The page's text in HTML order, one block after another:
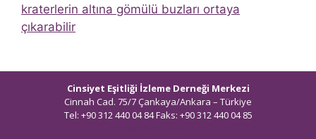
kraterlerin altına gömülü buzları ortaya
çıkarabilir
Cinsiyet Eşitliği İzleme Derneği Merkezi
Cinnah Cad. 75/7 Çankaya/Ankara – Türkiye
Tel: +90 312 440 04 84 Faks: +90 312 440 04 85